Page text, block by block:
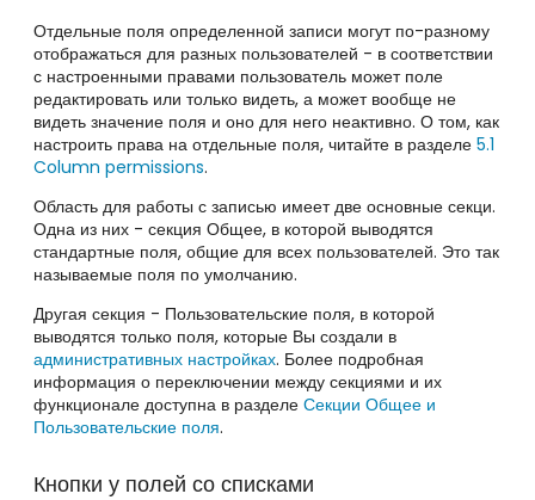
Отдельные поля определенной записи могут по-разному
отображаться для разных пользователей - в соответствии
с настроенными правами пользователь может поле
редактировать или только видеть, а может вообще не
видеть значение поля и оно для него неактивно. О том, как
настроить права на отдельные поля, читайте в разделе 5.1
Column permissions.
Область для работы с записью имеет две основные секци.
Одна из них - секция Общее, в которой выводятся
стандартные поля, общие для всех пользователей. Это так
называемые поля по умолчанию.
Другая секция - Пользовательские поля, в которой
выводятся только поля, которые Вы создали в
административных настройках. Более подробная
информация о переключении между секциями и их
функционале доступна в разделе Секции Общее и
Пользовательские поля.
Кнопки у полей со списками